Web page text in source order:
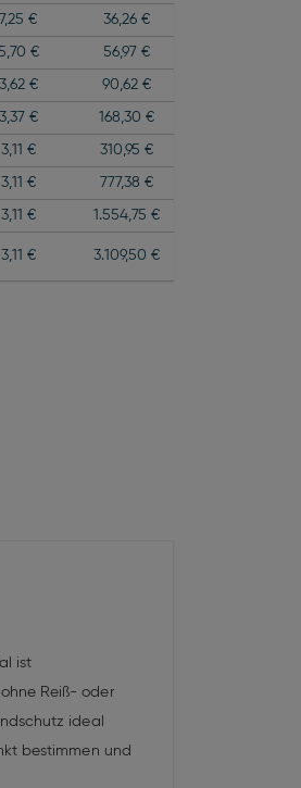
7,25 € 36,26 €
5,70 € 56,97 €
3,62 € 90,62 €
3,37 € 168,30 €
3,11 € 310,95 €
3,11 € 777,38 €
3,11 €
1.554,75 €
3,11 € 3.109,50 €
ist
Reiß- oder
ideal
bestimmen und